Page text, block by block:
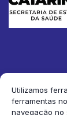
Utilizamos
ferramentas
navegação no
2026 Jornal